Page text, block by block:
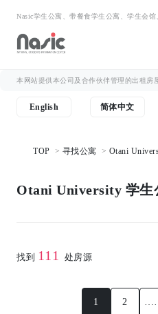
Nasic学生公寓、带餐食学生公寓、学生会
本网站提供本公司及合作伙伴管理的出租房
English 简体中文
TOP 寻找公寓 Otani
Otani University 学生
找到 111 处房源
1 2